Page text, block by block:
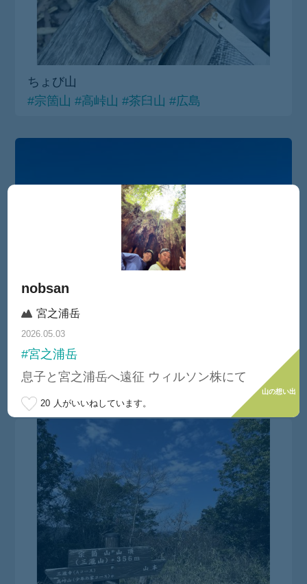
ちょび山
#宗箇山 #高峠山 #茶臼山 #広島
KHC
#第826回ハイキング白銀の稜線を歩こう!高丸山・鉢伏山スノーハイク
nobsan
宮之浦岳
2026.05.03
#宮之浦岳
息子と宮之浦岳へ遠征 ウィルソン株にて
20 人がいいねしています。
山の想い出